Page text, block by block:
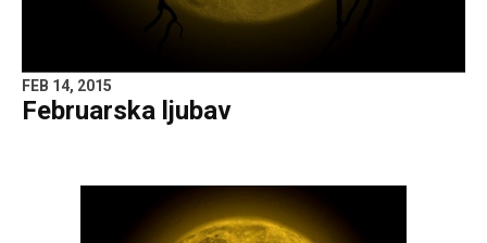
FEB 14, 2015
Februarska ljubav